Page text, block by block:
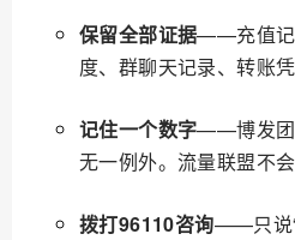
保留全部证据——充值记
度、群聊天记录、转账凭
记住一个数字——博发团
无一例外。流量联盟不会
拨打96110咨询——只说